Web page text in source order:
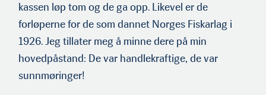
kassen løp tom og de ga opp. Likevel er de
forløperne for de som dannet Norges Fiskarlag i
1926. Jeg tillater meg å minne dere på min
hovedpåstand: De var handlekraftige, de var
sunnmøringer!